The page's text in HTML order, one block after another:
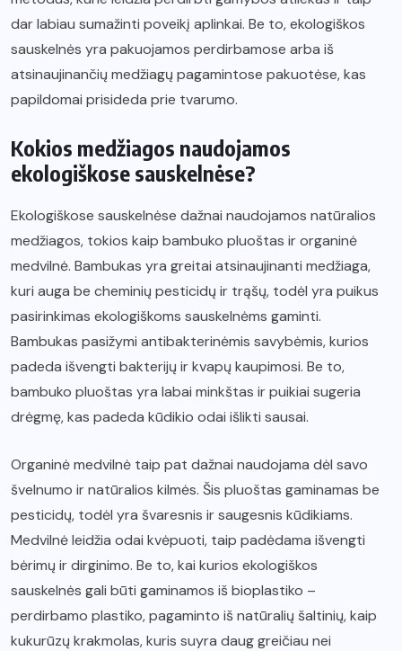
dar labiau sumažinti poveikį aplinkai. Be to, ekologiškos
sauskelnės yra pakuojamos perdirbamose arba iš
atsinaujinančių medžiagų pagamintose pakuotėse, kas
papildomai prisideda prie tvarumo.
Kokios medžiagos naudojamos
ekologiškose sauskelnėse?
Ekologiškose sauskelnėse dažnai naudojamos natūralios
medžiagos, tokios kaip bambuko pluoštas ir organinė
medvilnė. Bambukas yra greitai atsinaujinanti medžiaga,
kuri auga be cheminių pesticidų ir trąšų, todėl yra puikus
pasirinkimas ekologiškoms sauskelnėms gaminti.
Bambukas pasižymi antibakterinėmis savybėmis, kurios
padeda išvengti bakterijų ir kvapų kaupimosi. Be to,
bambuko pluoštas yra labai minkštas ir puikiai sugeria
drėgmę, kas padeda kūdikio odai išlikti sausai.
Organinė medvilnė taip pat dažnai naudojama dėl savo
švelnumo ir natūralios kilmės. Šis pluoštas gaminamas be
pesticidų, todėl yra švaresnis ir saugesnis kūdikiams.
Medvilnė leidžia odai kvėpuoti, taip padėdama išvengti
bėrimų ir dirginimo. Be to, kai kurios ekologiškos
sauskelnės gali būti gaminamos iš bioplastiko –
perdirbamo plastiko, pagaminto iš natūralių šaltinių, kaip
kukurūzų krakmolas, kuris suyra daug greičiau nei